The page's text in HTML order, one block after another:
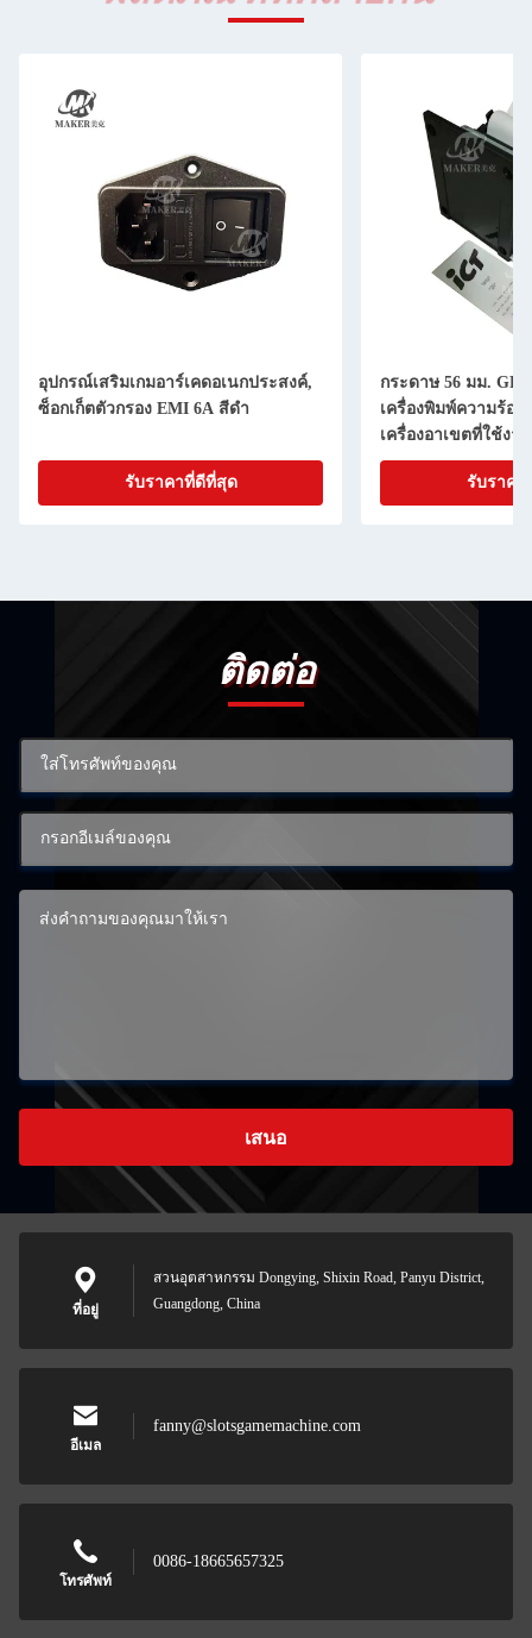
อุปกรณ์เสริมเกมอาร์เคดอเนกประสงค์,
ซ็อกเก็ตตัวกรอง EMI 6A สีดำ
รับราคาที่ดีที่สุด
กระดาษ 56 มม.
เครื่องพิมพ์ความร้อ
เครื่องอาเขตที่ใช้งา
รับราคา
ติดต่อ
เสนอ
ที่อยู่
สวนอุตสาหกรรม Dongying, Shixin Road, Panyu District,
Guangdong, China
อีเมล
fanny@slotsgamemachine.com
โทรศัพท์
0086-18665657325